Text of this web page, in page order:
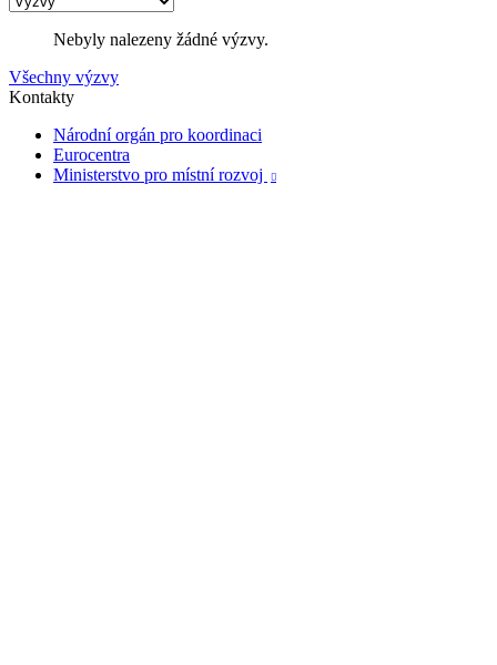
Nebyly nalezeny žádné výzvy.
Všechny výzvy
Kontakty
Národní orgán pro koordinaci
Eurocentra
Ministerstvo pro místní rozvoj
